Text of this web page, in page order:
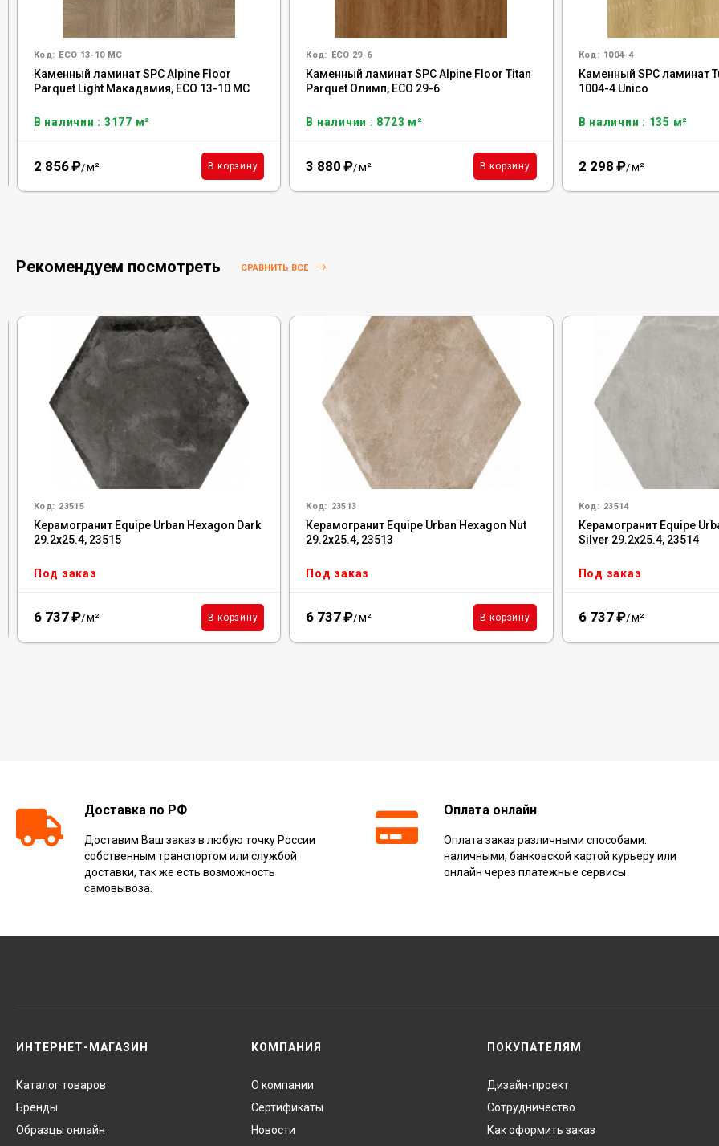
Код: ECO 13-10 MC
Каменный ламинат SPC Alpine Floor
Parquet Light Макадамия, ЕСО 13-10 MC
В наличии : 3177 м²
2 856₽/м² В корзину
Код: ECO 29-6
Каменный ламинат SPC Alpine Floor Titan
Parquet Олимп, ЕСО 29-6
В наличии : 8723 м²
3 880 ₽/м² В корзину
Код: 1004-4
Каменный SPC ламинат
1004-4 Unico
В наличии : 135 м²
2 298 ₽/м²
Рекомендуем посмотреть СРАВНИТЬ ВСЕ
Код: 23515
Керамогранит Equipe Urban Hexagon Dark
29.2x25.4, 23515
Под заказ
6 737₽/м² В корзину
Код: 23513
Керамогранит Equipe Urban Hexagon Nut
29.2x25.4, 23513
Под заказ
6 737₽/м² В корзину
Код: 23514
Керамогранит Equipe
Silver 29.2x25.4, 23514
Под заказ
6 737₽/м²
Доставка по РФ
Доставим Ваш заказ в любую точку России
собственным транспортом или службой
доставки, так же есть возможность
самовывоза.
Оплата онлайн
Оплата заказ различными способами:
наличными, банковской картой курьеру или
онлайн через платежные сервисы
ИНТЕРНЕТ-МАГАЗИН
Каталог товаров
Бренды
Образцы онлайн
КОМПАНИЯ
О компании
Сертификаты
Новости
ПОКУПАТЕЛЯМ
Дизайн-проект
Сотрудничество
Как оформить заказ